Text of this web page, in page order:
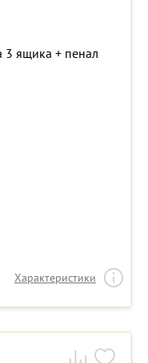
ящика + пенал
Характеристики